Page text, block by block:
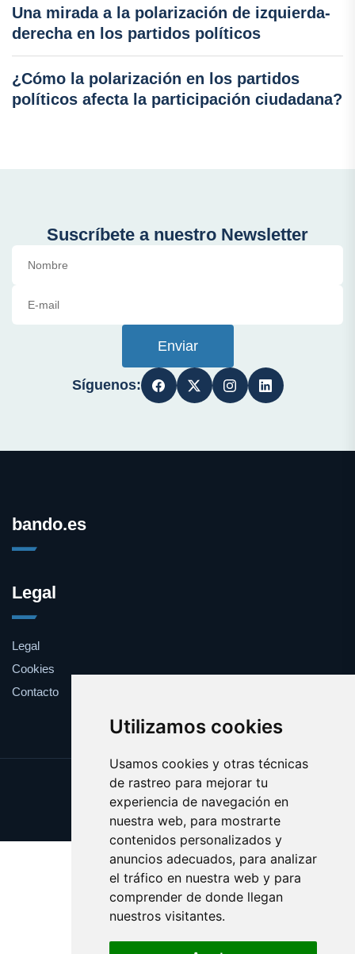
Utilizamos cookies
Usamos cookies y otras técnicas
de rastreo para mejorar tu
experiencia de navegación en
nuestra web, para mostrarte
contenidos personalizados y
anuncios adecuados, para analizar
el tráfico en nuestra web y para
comprender de donde llegan
nuestros visitantes.
Una mirada a la polarización de izquierda-
derecha en los partidos políticos
¿Cómo la polarización en los partidos
políticos afecta la participación ciudadana?
Suscríbete a nuestro Newsletter
Enviar
Síguenos:
bando.es
Legal
Legal
Cookies
Contacto
Update cookies preferences
Copyright © 2025 bando.es